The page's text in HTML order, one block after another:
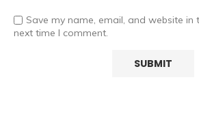
Save my name, email, and website in
next time I comment.